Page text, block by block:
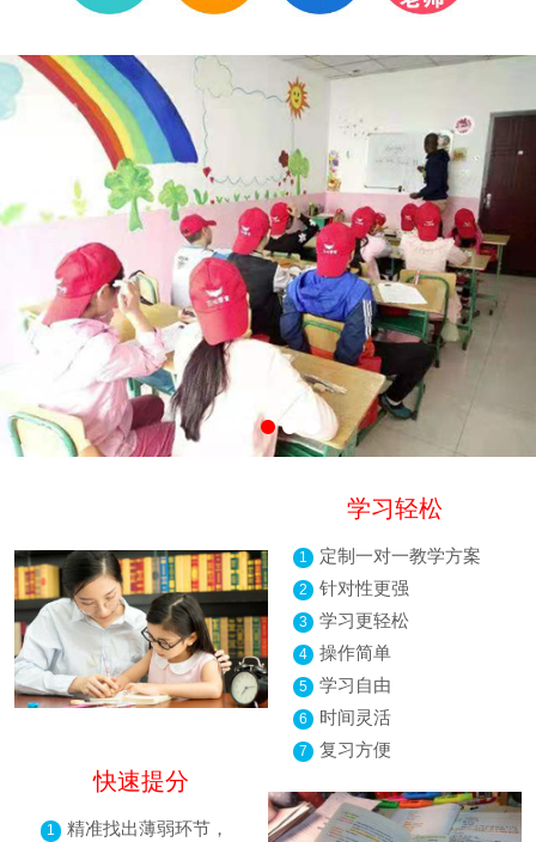
学习轻松
1 定制一对一教学方案
2 针对性更强
3 学习更轻松
4 操作简单
5 学习自由
6 时间灵活
7 复习方便
快速提分
1 精准找出薄弱环节，